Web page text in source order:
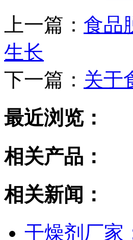
上一篇： 食品
生长
下一篇： 关于
最近浏览：
相关产品：
相关新闻：
干燥剂厂家